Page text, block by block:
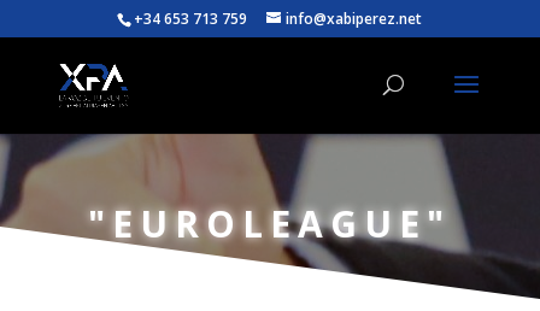
+34 653 713 759 info@xabiperez.net
"EUROLEAGUE"